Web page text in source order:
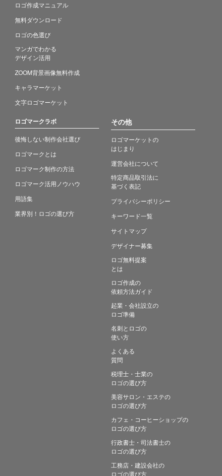
ロゴ作成マニュアル
無料ダウンロード
ロゴの色選び
マンガでわかる
デザイン活用
ZOOM背景画像無料作成
キャラマーケット
文字ロゴマーケット
ロゴマークラボ
後悔しない制作会社選び
ロゴマークとは
ロゴマーク制作の方法
ロゴマーク活用ノウハウ
用語集
業界別！ロゴの選び方
その他
ロゴマーケットの
はじまり
運営会社について
特定商品取引法に
基づく表記
プライバシーポリシー
キーワード一覧
サイトマップ
デザイナー募集
ロゴ無料提案
とは
ロゴ作成の
依頼方法ガイド
起業・会社設立の
ロゴ準備
名刺とロゴの
使い方
よくある
質問
税理士・士業の
ロゴの選び方
美容サロン・エステの
ロゴの選び方
カフェ・コーヒーショップの
ロゴの選び方
行政書士・司法書士の
ロゴの選び方
工務店・建設会社の
ロゴの選び方